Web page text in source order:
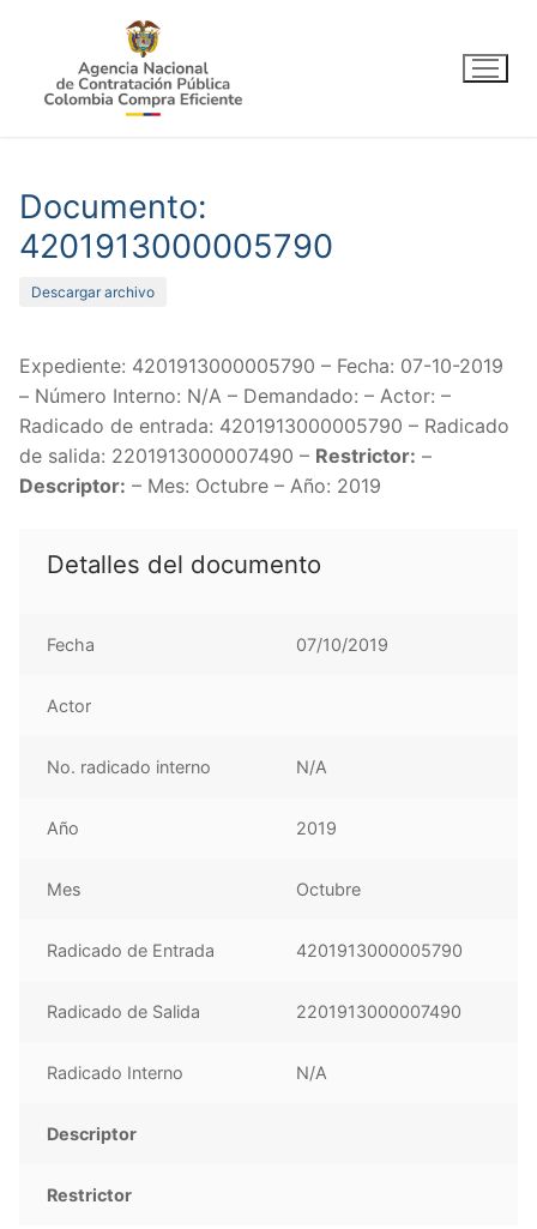
contenido
Documento:
4201913000005790
Descargar archivo
Expediente: 4201913000005790 – Fecha: 07-10-2019
– Número Interno: N/A – Demandado: – Actor: –
Radicado de entrada: 4201913000005790 – Radicado
de salida: 2201913000007490 – Restrictor: –
Descriptor: – Mes: Octubre – Año: 2019
Detalles del documento
Fecha 07/10/2019
Actor
No. radicado interno N/A
Año 2019
Mes Octubre
Radicado de Entrada 4201913000005790
Radicado de Salida 2201913000007490
Radicado Interno N/A
Descriptor
Restrictor